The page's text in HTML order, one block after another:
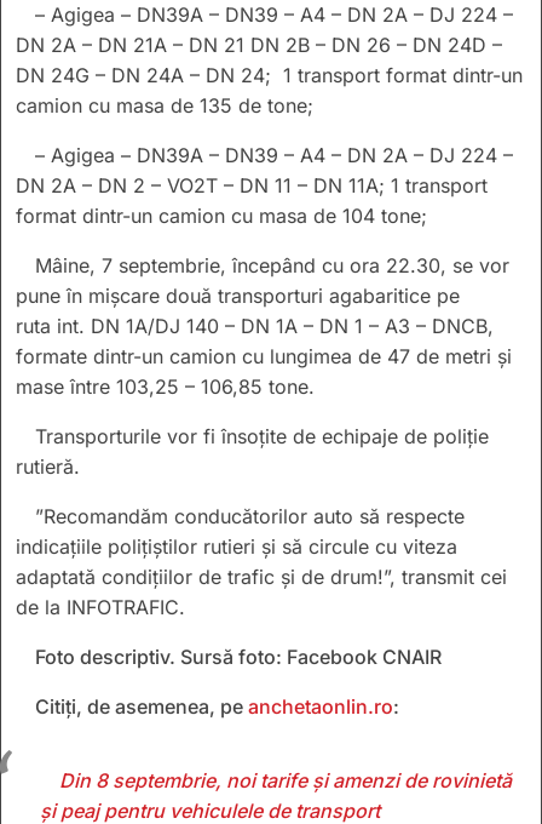
– Agigea – DN39A – DN39 – A4 – DN 2A – DJ 224 –
DN 2A – DN 21A – DN 21 DN 2B – DN 26 – DN 24D –
DN 24G – DN 24A – DN 24; 1 transport format dintr-un
camion cu masa de 135 de tone;
– Agigea – DN39A – DN39 – A4 – DN 2A – DJ 224 –
DN 2A – DN 2 – VO2T – DN 11 – DN 11A; 1 transport
format dintr-un camion cu masa de 104 tone;
Mâine, 7 septembrie, începând cu ora 22.30, se vor
pune în mișcare două transporturi agabaritice pe
ruta int. DN 1A/DJ 140 – DN 1A – DN 1 – A3 – DNCB,
formate dintr-un camion cu lungimea de 47 de metri și
mase între 103,25 – 106,85 tone.
Transporturile vor fi însoțite de echipaje de poliție
rutieră.
”Recomandăm conducătorilor auto să respecte
indicațiile polițiștilor rutieri și să circule cu viteza
adaptată condițiilor de trafic și de drum!”, transmit cei
de la INFOTRAFIC.
Foto descriptiv. Sursă foto: Facebook CNAIR
Citiți, de asemenea, pe anchetaonlin.ro:
Din 8 septembrie, noi tarife și amenzi de rovinietă
și peaj pentru vehiculele de transport